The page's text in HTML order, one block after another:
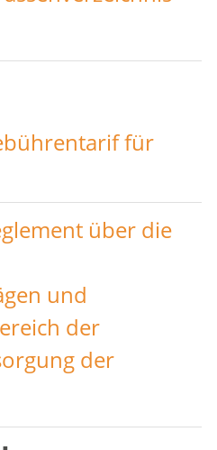
für
über die
und
der
der